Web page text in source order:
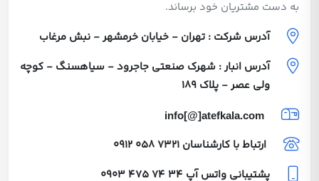
به دست مشتریان خود برساند.
آدرس شرکت : تهران - خیابان خرمشهر - نبش مرغاب
آدرس انبار : شهرک صنعتی جاجرود - سیاهسنگ - کوچه
ولی عصر - پلاک 189
info[@]atefkala.com
ارتباط با کارشناسان 0912 058 7321
پشتیبانی واتس آپ 0903 475 74 34